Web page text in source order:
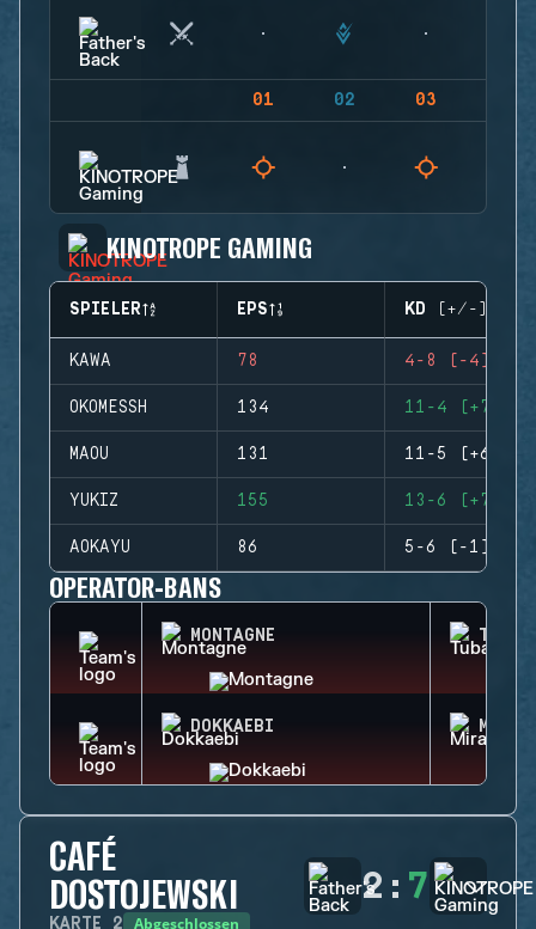
01 02 03
KINOTROPE GAMING
SPIELER EPS KD (+/-)
KAWA 78 4-8 (-4)
OKOMESSH 134 11-4 (+7)
MAOU 131 11-5 (+6)
YUKIZ 155 13-6 (+7)
AOKAYU 86 5-6 (-1)
OPERATOR-BANS
MONTAGNE
DOKKAEBI MIRA
CAFÉ
DOSTOJEWSKI
KARTE 2 Abgeschlossen
2 : 7